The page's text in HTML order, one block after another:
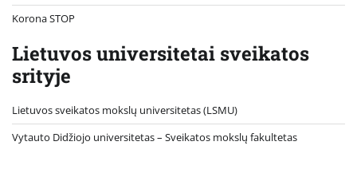
Korona STOP
Lietuvos universitetai sveikatos
srityje
Lietuvos sveikatos mokslų universitetas (LSMU)
Vytauto Didžiojo universitetas– Sveikatos mokslų fakultetas